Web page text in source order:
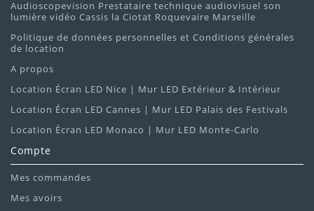
Audioscopevision Prestataire technique audiovisuel son
lumière vidéo Cassis la Ciotat Roquevaire Marseille
Politique de données personnelles et Conditions générales
de location
A propos
Location Écran LED Nice | Mur LED Extérieur & Intérieur
Location Écran LED Cannes | Mur LED Palais des Festivals
Location Écran LED Monaco | Mur LED Monte-Carlo
Compte
Mes commandes
Mes avoirs